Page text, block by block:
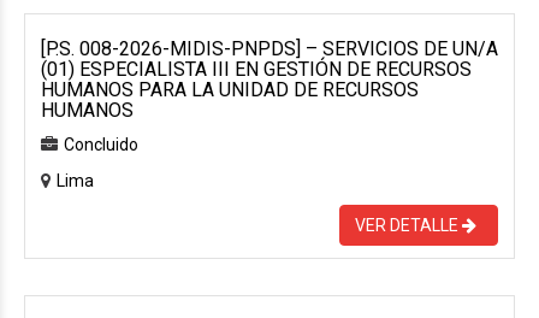
[P.S. 008-2026-MIDIS-PNPDS] – SERVICIOS DE UN/A
(01) ESPECIALISTA III EN GESTIÓN DE RECURSOS
HUMANOS PARA LA UNIDAD DE RECURSOS
HUMANOS
Concluido
Lima
VER DETALLE